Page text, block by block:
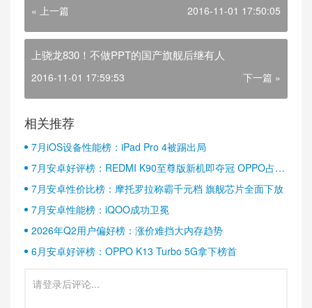
« 上一篇 2016-11-01 17:50:05
上骁龙830！不做PPT的国产旗舰后继有人
2016-11-01 17:59:53 下一篇 »
相关推荐
7月iOS设备性能榜：iPad Pro 4被踢出局
7月安卓好评榜：REDMI K90至尊版新机即夺冠 OPPO占据
半壁江山
7月安卓性价比榜：摩托罗拉称霸千元档 旗舰芯片全面下放
7月安卓性能榜：iQOO成功卫冕
2026年Q2用户偏好榜：涨价难挡大内存趋势
6月安卓好评榜：OPPO K13 Turbo 5G拿下榜首